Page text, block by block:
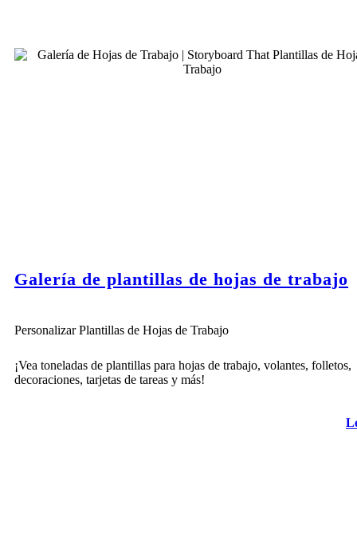
Galería de plantillas de hojas de trabajo
Personalizar Plantillas de Hojas de Trabajo
¡Vea toneladas de plantillas para hojas de trabajo, volantes, folletos,
decoraciones, tarjetas de tareas y más!